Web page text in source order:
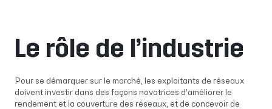
Le rôle de l’industrie
Pour se démarquer sur le marché, les exploitants de réseaux
doivent investir dans des façons novatrices d’améliorer le
rendement et la couverture des réseaux, et de concevoir de